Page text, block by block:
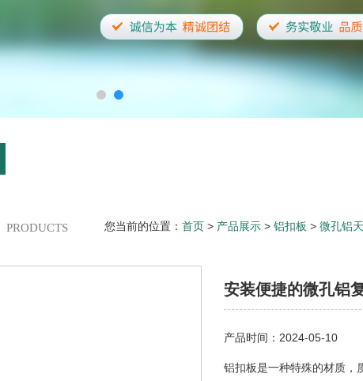
PRODUCTS 您当前的位置： 首页 > 产品展示 > 铝扣板 > 微孔铝
安装便捷的微孔铝
产品时间：2024-05-10
铝扣板是一种特殊的材质，